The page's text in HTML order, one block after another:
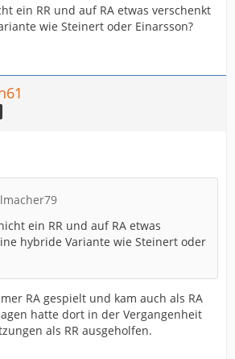
ein RR und auf RA etwas verschenkt
wie Steinert oder Einarsson?
ein RR und auf RA etwas
hybride Variante wie Steinert oder
RA gespielt und kam auch als RA
hatte dort in der Vergangenheit
als RR ausgeholfen.